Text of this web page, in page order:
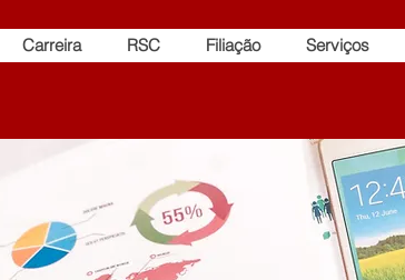
Carreira RSC Filiação Serviços